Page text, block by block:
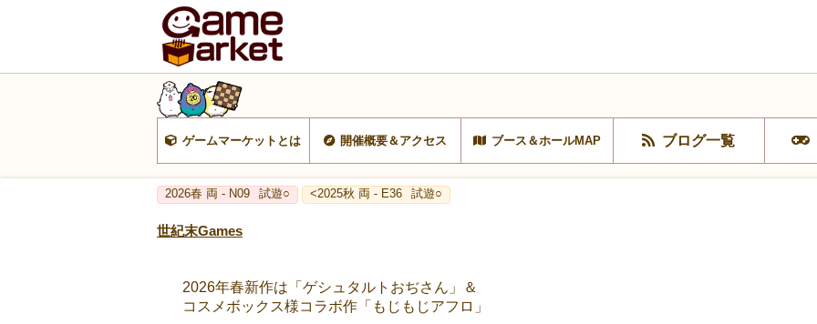
ゲームマーケットとは 開催概要＆アクセス ブース＆ホールMAP ブログ一覧
2026春 両 - N09 試遊○ <2025秋 両 - E36 試遊○
世紀末Games
2026年春新作は「ゲシュタルトおぢさん」＆
コスメボックス様コラボ作「もじもじアフロ」